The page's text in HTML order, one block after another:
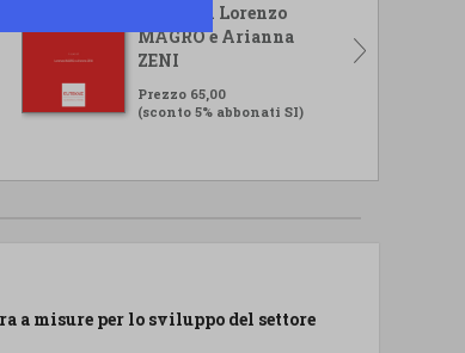
A cura di Lorenzo
MAGRO e Arianna
ZENI
Prezzo 65,00
(sconto 5% abbonati SI)
a misure per lo sviluppo del settore